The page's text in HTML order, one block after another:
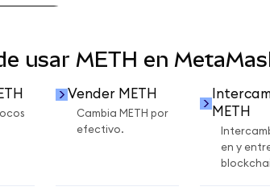
usar METH en
Vender METH
Cambia METH por
efectivo.
METH
en y